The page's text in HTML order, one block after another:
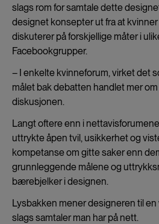
slags rom for samtale dette
designet konsepter ut fra at
diskuterer på forskjellige måter i
Facebookgrupper.
– I enkelte kvinneforum, virket det
målet bak debatten handlet mer
diskusjonen.
Langt oftere enn i
uttrykte åpen tvil, usikkerhet og
kompetanse om gitte saker enn
grunnleggende målene og
bærebjelker i designen.
Lysbakken mener designeren til
slags samtaler man har på nett.